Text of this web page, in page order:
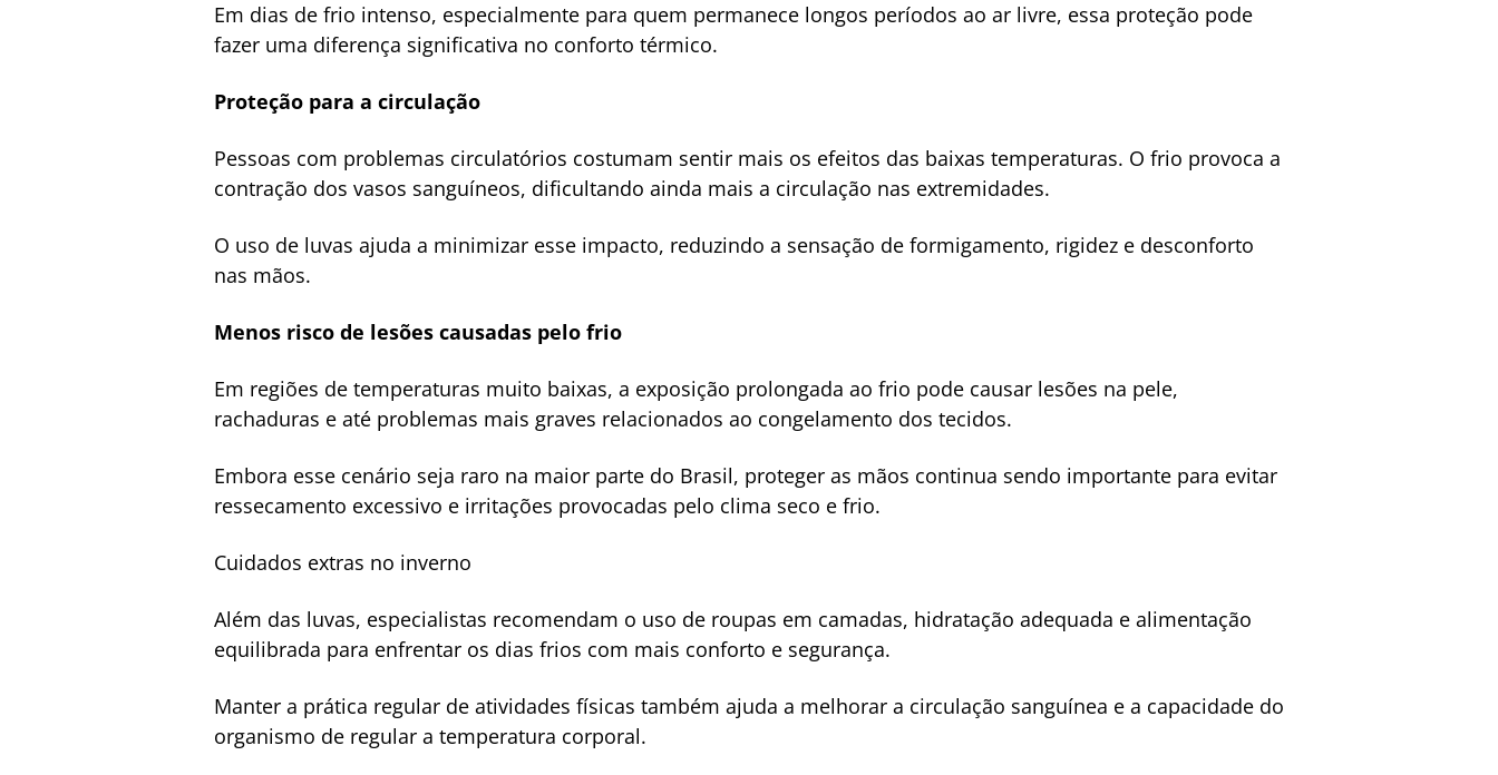
Em dias de frio intenso, especialmente para quem permanece longos períodos ao ar livre, essa proteção pode
fazer uma diferença significativa no conforto térmico.
Proteção para a circulação
Pessoas com problemas circulatórios costumam sentir mais os efeitos das baixas temperaturas. O frio provoca a
contração dos vasos sanguíneos, dificultando ainda mais a circulação nas extremidades.
O uso de luvas ajuda a minimizar esse impacto, reduzindo a sensação de formigamento, rigidez e desconforto
nas mãos.
Menos risco de lesões causadas pelo frio
Em regiões de temperaturas muito baixas, a exposição prolongada ao frio pode causar lesões na pele,
rachaduras e até problemas mais graves relacionados ao congelamento dos tecidos.
Embora esse cenário seja raro na maior parte do Brasil, proteger as mãos continua sendo importante para evitar
ressecamento excessivo e irritações provocadas pelo clima seco e frio.
Cuidados extras no inverno
Além das luvas, especialistas recomendam o uso de roupas em camadas, hidratação adequada e alimentação
equilibrada para enfrentar os dias frios com mais conforto e segurança.
Manter a prática regular de atividades físicas também ajuda a melhorar a circulação sanguínea e a capacidade do
organismo de regular a temperatura corporal.